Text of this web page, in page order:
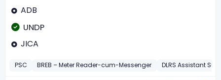
ADB
UNDP
JICA
PSC BREB – Meter Reader-cum-Messenger DLRS Assistant